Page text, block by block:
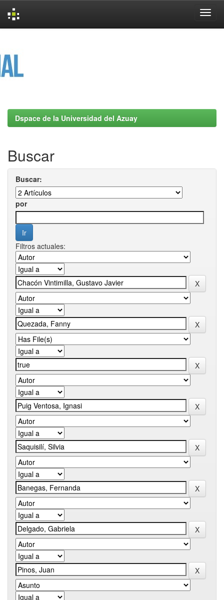
Dspace de la Universidad del Azuay
Buscar
Buscar:
por
Filtros actuales: